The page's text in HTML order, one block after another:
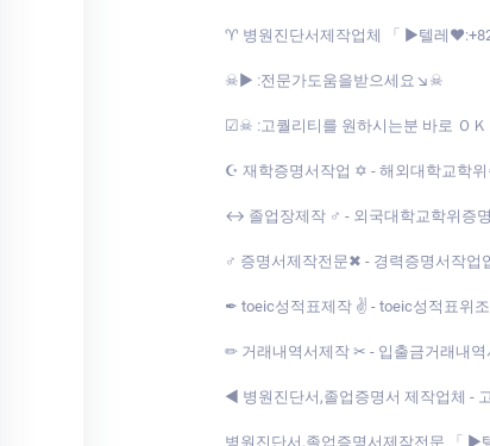
♈ 병원진단서제작업체 「 ▶텔레
☠▶ ː전문가도움을받으세요↘☠
☑☠ ː고퀄리티를 원하시는분 바로 Ｏ
☪ 재학증명서작업 ✡ - 해외대학교학
↔ 졸업장제작 ♂ - 외국대학교학위증
♂ 증명서제작전문✖ - 경력증명서작
✒ toeic성적표제작 ✌ - toeic성적표위
✏ 거래내역서제작 ✂ - 입출금거래내
◀ 병원진단서,졸업증명서 제작업체 -
병원진단서,졸업증명서제작전문 「